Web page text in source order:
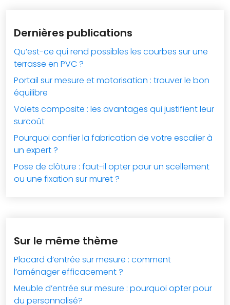
Dernières publications
Qu’est-ce qui rend possibles les courbes sur une
terrasse en PVC ?
Portail sur mesure et motorisation : trouver le bon
équilibre
Volets composite : les avantages qui justifient leur
surcoût
Pourquoi confier la fabrication de votre escalier à
un expert ?
Pose de clôture : faut-il opter pour un scellement
ou une fixation sur muret ?
Sur le même thème
Placard d’entrée sur mesure : comment
l’aménager efficacement ?
Meuble d’entrée sur mesure : pourquoi opter pour
du personnalisé?